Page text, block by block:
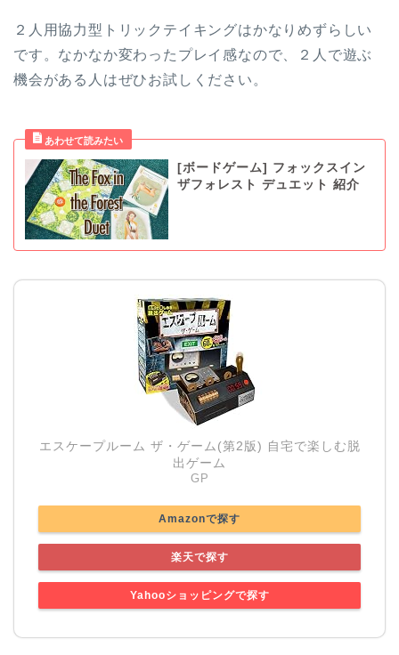
２人用協力型トリックテイキングはかなりめずらしい
です。なかなか変わったプレイ感なので、２人で遊ぶ
機会がある人はぜひお試しください。
[ボードゲーム] フォックスイン
ザフォレスト デュエット 紹介
エスケープルーム ザ・ゲーム(第2版) 自宅で楽しむ脱
出ゲーム
GP
Amazonで探す
楽天で探す
Yahooショッピングで探す